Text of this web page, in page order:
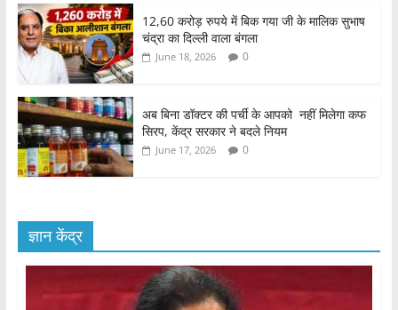
12,60 करोड़ रुपये में बिक गया जी के मालिक सुभाष
चंद्रा का दिल्ली वाला बंगला
June 18, 2026 0
अब बिना डॉक्टर की पर्ची के आपको नहीं मिलेगा कफ
सिरप, केंद्र सरकार ने बदले नियम
June 17, 2026 0
ज्ञान केंद्र